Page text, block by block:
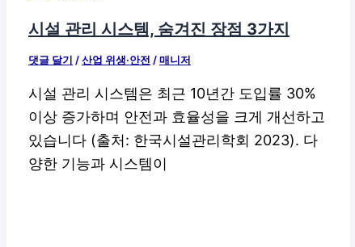
시설 관리 시스템, 숨겨진 장점 3가지
댓글 달기 /산업 위생·안전 /매니저
시설 관리 시스템은 최근 10년간 도입률 30%
이상 증가하며 안전과 효율성을 크게 개선하고
있습니다 (출처: 한국시설관리학회 2023). 다
양한 기능과 시스템이